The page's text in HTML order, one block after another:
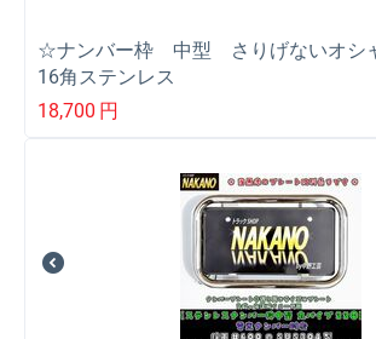
☆ナンバー枠 中型 さりげないオシ
16角ステンレス
18,700 円